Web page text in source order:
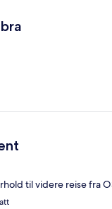
til videre reise fra